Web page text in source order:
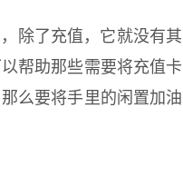
除了充值，它就没有其
帮助那些需要将充值卡
么要将手里的闲置加油